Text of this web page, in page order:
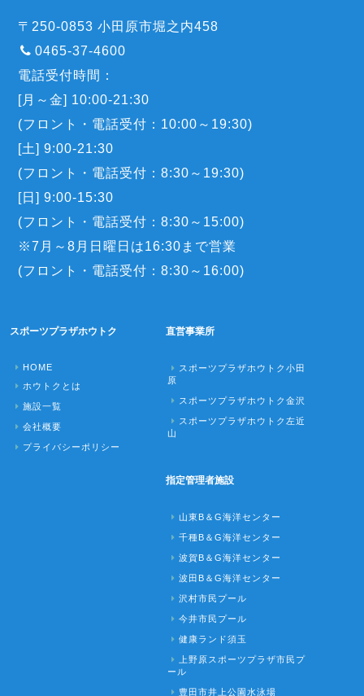
〒250-0853 小田原市堀之内458
0465-37-4600
電話受付時間：
[月～金] 10:00-21:30
(フロント・電話受付：10:00～19:30)
[土] 9:00-21:30
(フロント・電話受付：8:30～19:30)
[日] 9:00-15:30
(フロント・電話受付：8:30～15:00)
※7月～8月日曜日は16:30まで営業
(フロント・電話受付：8:30～16:00)
スポーツプラザホウトク
HOME
ホウトクとは
施設一覧
会社概要
プライバシーポリシー
直営事業所
スポーツプラザホウトク小田
原
スポーツプラザホウトク金沢
スポーツプラザホウトク左近
山
指定管理者施設
山東B＆G海洋センター
千種B＆G海洋センター
波賀B＆G海洋センター
波田B＆G海洋センター
沢村市民プール
今井市民プール
健康ランド須玉
上野原スポーツプラザ市民プ
ール
豊田市井上公園水泳場